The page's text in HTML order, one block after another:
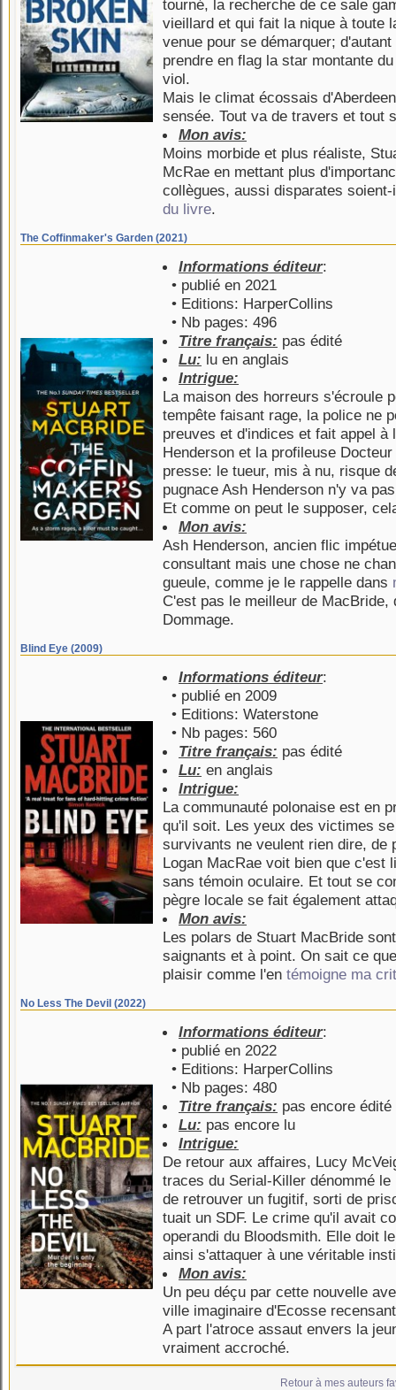
tourné, la recherche de ce sale
vieillard et qui fait la nique à toute
venue pour se démarquer;
prendre en flag la star montante
viol.
Mais le climat écossais
sensée. Tout va de travers et tout
Mon avis:
Moins morbide et plus réaliste,
McRae en mettant plus
collègues, aussi disparates
du livre.
The Coffinmaker's Garden (2021)
Informations éditeur:
• publié en 2021
• Editions: HarperCollins
• Nb pages: 496
Titre français: pas édité
Lu: lu en anglais
Intrigue:
La maison des horreurs s'écroule
tempête faisant rage, la police ne
preuves et d'indices et fait appel
Henderson et la profileuse
presse: le tueur, mis à nu, risque
pugnace Ash Henderson n'y va
Et comme on peut le supposer,
Mon avis:
Ash Henderson, ancien flic
consultant mais une chose ne
gueule, comme je le rappelle dans
C'est pas le meilleur de
Dommage.
Blind Eye (2009)
Informations éditeur:
• publié en 2009
• Editions: Waterstone
• Nb pages: 560
Titre français: pas édité
Lu: en anglais
Intrigue:
La communauté polonaise est en
qu'il soit. Les yeux des victimes
survivants ne veulent rien dire, de
Logan MacRae voit bien que c'est
sans témoin oculaire. Et tout se
pègre locale se fait également
Mon avis:
Les polars de Stuart MacBride
saignants et à point. On sait ce
plaisir comme l'en témoigne ma
No Less The Devil (2022)
Informations éditeur:
• publié en 2022
• Editions: HarperCollins
• Nb pages: 480
Titre français: pas encore édité
Lu: pas encore lu
Intrigue:
De retour aux affaires, Lucy
traces du Serial-Killer dénommé
de retrouver un fugitif, sorti de
tuait un SDF. Le crime qu'il avait
operandi du Bloodsmith. Elle doit
ainsi s'attaquer à une véritable
Mon avis:
Un peu déçu par cette nouvelle
ville imaginaire d'Ecosse
A part l'atroce assaut envers la
vraiment accroché.
Retour à mes auteurs